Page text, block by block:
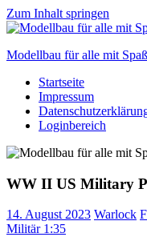
Zum Inhalt springen
Modellbau für alle mit
Scale
modelling
to
Startseite
Impressum
Loginbereich
WW II US Military
14. August 2023 Warlock
Militär 1:35